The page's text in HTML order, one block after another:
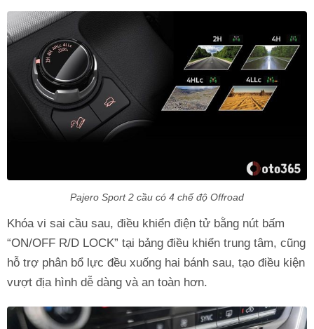
Pajero Sport 2 cầu có 4 chế độ Offroad
Khóa vi sai cầu sau, điều khiển điện tử bằng nút bấm
“ON/OFF R/D LOCK” tại bảng điều khiển trung tâm, cũng
hỗ trợ phân bổ lực đều xuống hai bánh sau, tạo điều kiện
vượt địa hình dễ dàng và an toàn hơn.